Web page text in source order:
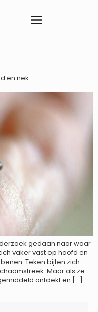
en nek
gedaan naar waar
vaker vast op hoofd en
Teken bijten zich
Maar als ze
ontdekt en […]